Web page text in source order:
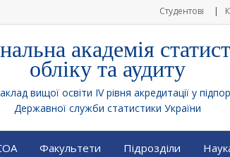
Студентові
академія
обліку та аудиту
вищої освіти IV рівня акредитації у
Державної служби статистики України
Факультети Підрозділи